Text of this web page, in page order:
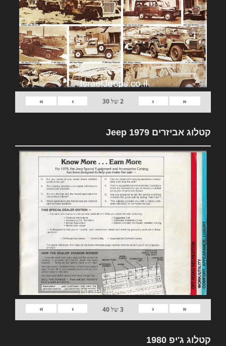
«
‹
2של30
›
»
קטלוג אביזרים 1979 Jeep
«
‹
3של40
›
»
קטלוג ג'יפ 1980